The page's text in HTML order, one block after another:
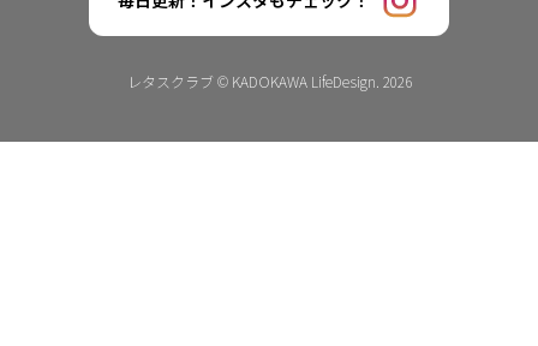
レタスクラブ © KADOKAWA LifeDesign. 2026